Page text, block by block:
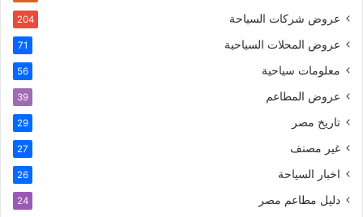
عروض شركات السياحة 204
عروض المحلات السياحية 71
معلومات سياحية 56
عروض المطاعم 39
تاريخ مصر 29
غير مصنف 27
اخبار السياحة 26
دليل مطاعم مصر 24